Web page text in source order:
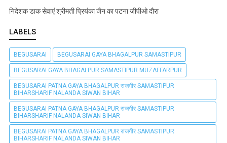
निदेशक डाक सेवाएं श्रीमती प्रियंका जैन का पटना जीपीओ दौरा
LABELS
BEGUSARAI BEGUSARAI GAYA BHAGALPUR SAMASTIPUR
BEGUSARAI GAYA BHAGALPUR SAMASTIPUR MUZAFFARPUR
BEGUSARAI PATNA GAYA BHAGALPUR राजगीर SAMASTIPUR
BIHARSHARIF NALANDA SIWAN BIHAR
BEGUSARAI PATNA GAYA BHAGALPUR राजगीर SAMASTIPUR
BIHARSHARIF NALANDA SIWAN BIHAR
BEGUSARAI PATNA GAYA BHAGALPUR राजगीर SAMASTIPUR
BIHARSHARIF NALANDA SIWAN BIHAR